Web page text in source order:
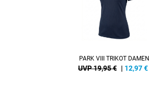
PARK VIII TRIKOT DAMEN
UVP 19,95 € | 12,97€